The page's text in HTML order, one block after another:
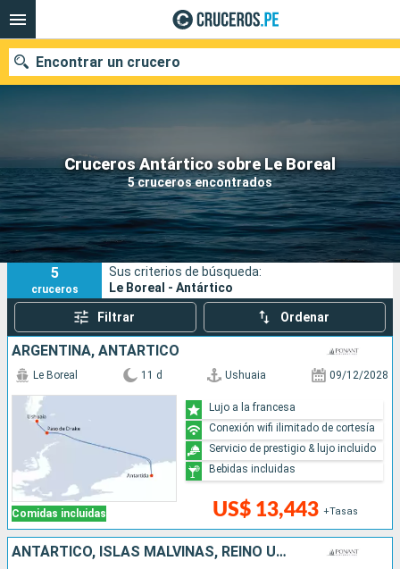
Cruceros Antártico sobre Le Boreal
5 cruceros encontrados
Encontrar un crucero
Nuestros destinos
Fecha de salida
Puertos Compañías
Buscar
5
cruceros
Sus criterios de búsqueda:
Le Boreal - Antártico
Filtrar Ordenar
ARGENTINA, ANTÁRTICO
Comidas incluidas
Le Boreal 11 d Ushuaia 09/12/2028
US$ 13,443 +Tasas
Lujo a la francesa
Conexión wifi ilimitado de cortesía
Servicio de prestigio & lujo incluido
Bebidas incluidas
ANTÁRTICO, ISLAS MALVINAS, REINO UNIDO, ARGENTINA